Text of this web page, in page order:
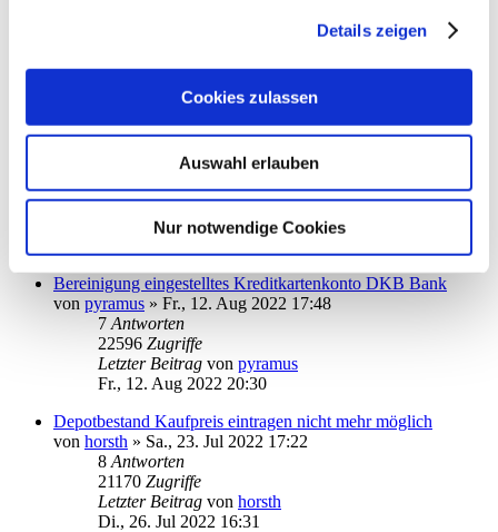
Details zeigen
Cookies zulassen
Auswahl erlauben
Nur notwendige Cookies
So., 28. Aug 2022 19:53
15709Zugriffe
Letzter Beitrag
von
audiolet
So., 28. Aug 2022 22:03
Fr., 05. Aug 2022 15:31
3Antworten
17095Zugriffe
Letzter Beitragvon10goto10
Bereinigung eingestelltes Kreditkartenkonto DKB Bank
von pyramus » Fr., 12. Aug 2022 17:48
7 Antworten
22596 Zugriffe
Letzter Beitrag von pyramus
Fr., 12. Aug 2022 20:30
Depotbestand Kaufpreis eintragen nicht mehr möglich
von horsth » Sa., 23. Jul 2022 17:22
8 Antworten
21170 Zugriffe
Letzter Beitrag von horsth
Di., 26. Jul 2022 16:31